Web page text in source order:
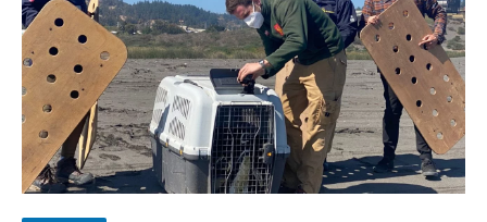
escuela comunitaria
Cóctel de Sábado: Emprendimiento y floricultura con María
Lina Fermandois y Luis Polanco
Seis comunas de O’Higgins inician la construcción
participativa del Plan Local de Restauración del Secano
Costero Nilahue